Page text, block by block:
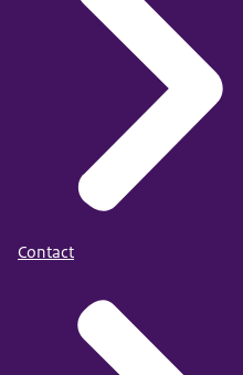
met de fiets
Daarom winkelt hij
zodat de
bezorgd.
Wanneer opa en oma
bus.
Eigenlijk fietsen ze
ongeluk heeft gehad
Contact